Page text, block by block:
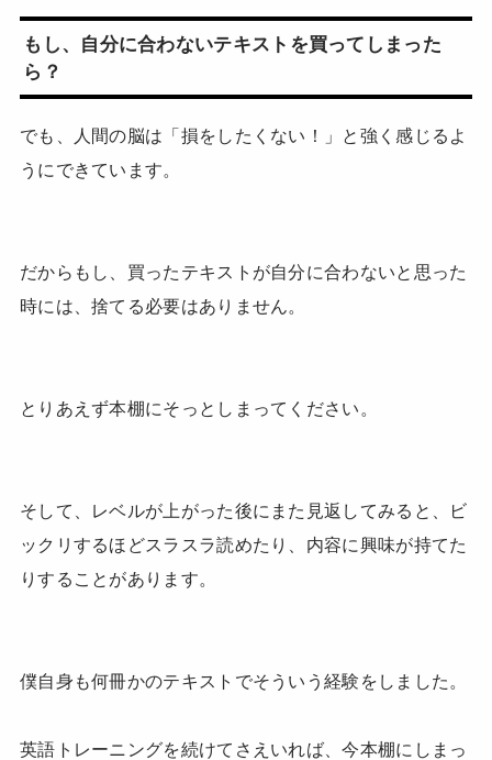
もし、自分に合わないテキストを買ってしまった
ら？
でも、人間の脳は「損をしたくない！」と強く感じるよ
うにできています。
だからもし、買ったテキストが自分に合わないと思った
時には、捨てる必要はありません。
とりあえず本棚にそっとしまってください。
そして、レベルが上がった後にまた見返してみると、ビ
ックリするほどスラスラ読めたり、内容に興味が持てた
りすることがあります。
僕自身も何冊かのテキストでそういう経験をしました。
英語トレーニングを続けてさえいれば、今本棚にしまっ